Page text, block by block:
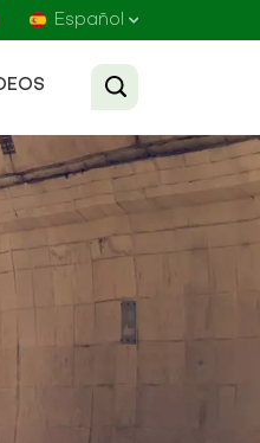
Español